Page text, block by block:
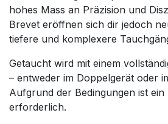
hohes Mass an Präzision und
Brevet eröffnen sich dir jedoch
tiefere und komplexere
Getaucht wird mit einem
– entweder im Doppelgerät oder
Aufgrund der Bedingungen ist
erforderlich.